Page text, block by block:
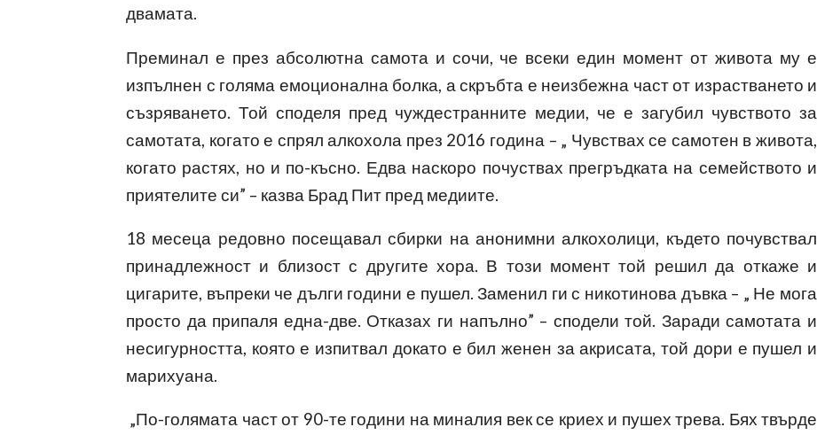
двамата.
Преминал е през абсолютна самота и сочи, че всеки един момент от живота му е
изпълнен с голяма емоционална болка, а скръбта е неизбежна част от израстването и
съзряването. Той споделя пред чуждестранните медии, че е загубил чувството за
самотата, когато е спрял алкохола през 2016 година – „ Чувствах се самотен в живота,
когато растях, но и по-късно. Едва наскоро почуствах прегръдката на семейството и
приятелите си” – казва Брад Пит пред медиите.
18 месеца редовно посещавал сбирки на анонимни алкохолици, където почувствал
принадлежност и близост с другите хора. В този момент той решил да откаже и
цигарите, въпреки че дълги години е пушел. Заменил ги с никотинова дъвка – „ Не мога
просто да припаля една-две. Отказах ги напълно” – сподели той. Заради самотата и
несигурността, която е изпитвал докато е бил женен за акрисата, той дори е пушел и
марихуана.
„По-голямата част от 90-те години на миналия век се криех и пушех трева. Бях твърде